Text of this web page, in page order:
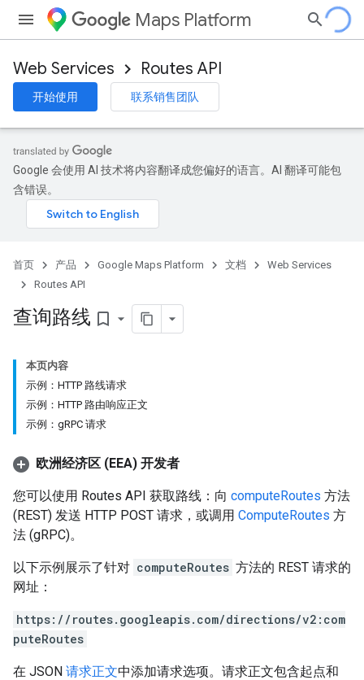
Maps Platform
Web Services Routes API
开始使用 联系销售团队
Google 会使用 AI 技术将内容翻译成您偏好的语言。AI 翻译可能包
含错误。
首页 产品 Google Maps Platform 文档
Web Services
Routes API
查询路线 bookmark_border
本页内容
示例：HTTP 路线请求
示例：HTTP 路由响应正文
示例：gRPC 请求
欧洲经济区 (EEA) 开发者
您可以使用 Routes API 获取路线：向 computeRoutes 方法
(REST) 发送 HTTP POST 请求，或调用 ComputeRoutes 方
法 (gRPC)。
以下示例展示了针对 computeRoutes 方法的 REST 请求的
网址：
https://routes.googleapis.com/directions/v2:com
puteRoutes
在 JSON 请求正文中添加请求选项。请求正文包含起点和